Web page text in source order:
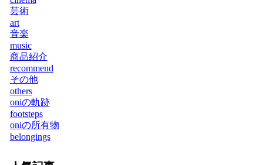
芸術
art
音楽
music
商品紹介
recommend
その他
others
oniの軌跡
footsteps
oniの所有物
belongings